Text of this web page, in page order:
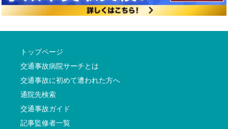
トップページ
交通事故病院サーチとは
交通事故に初めて遭われた方へ
通院先検索
交通事故ガイド
記事監修者一覧